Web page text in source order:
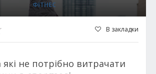
ФІТНЕС
В закладки
не потрібно витрачати